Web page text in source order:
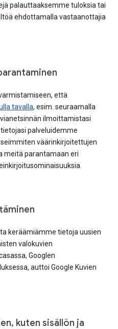
palauttaaksemme tuloksia tai
ehdottamalla vastaanottajia
että
tavalla, esim. seuraamalla
ilmoittamistasi
palveluidemme
väärinkirjoitettujen
meitä parantamaan eri
keräämiämme tietoja uusien
valokuvien
Googlen
auttoi Google Kuvien
kuten sisällön ja